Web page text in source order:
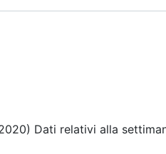
Dati relativi alla